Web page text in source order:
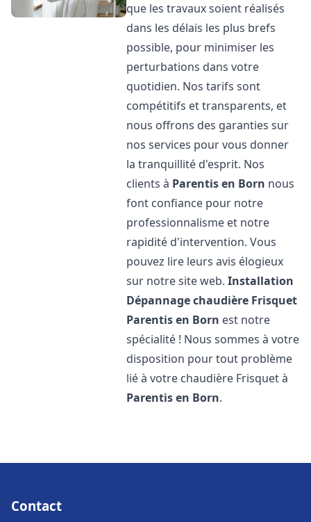
que les travaux soient réalisés
dans les délais les plus brefs
possible, pour minimiser les
perturbations dans votre
quotidien. Nos tarifs sont
compétitifs et transparents, et
nous offrons des garanties sur
nos services pour vous donner
la tranquillité d'esprit. Nos
clients à Parentis en Born nous
font confiance pour notre
professionnalisme et notre
rapidité d'intervention. Vous
pouvez lire leurs avis élogieux
sur notre site web.Installation
Dépannage chaudière Frisquet
Parentis en Born est notre
spécialité ! Nous sommes à votre
disposition pour tout problème
lié à votre chaudière Frisquet à
Parentis en Born.
Contact